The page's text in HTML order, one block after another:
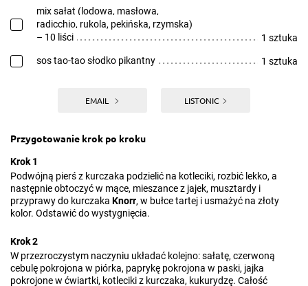
mix sałat (lodowa, masłowa,
radicchio, rukola, pekińska, rzymska)
– 10 liści
1 sztuka
sos tao-tao słodko pikantny 1 sztuka
EMAIL LISTONIC
Przygotowanie krok po kroku
Krok 1
Podwójną pierś z kurczaka podzielić na kotleciki, rozbić lekko, a
następnie obtoczyć w mące, mieszance z jajek, musztardy i
przyprawy do kurczaka Knorr, w bułce tartej i usmażyć na złoty
kolor. Odstawić do wystygnięcia.
Krok 2
W przezroczystym naczyniu układać kolejno: sałatę, czerwoną
cebulę pokrojona w piórka, paprykę pokrojona w paski, jajka
pokrojone w ćwiartki, kotleciki z kurczaka, kukurydzę. Całość